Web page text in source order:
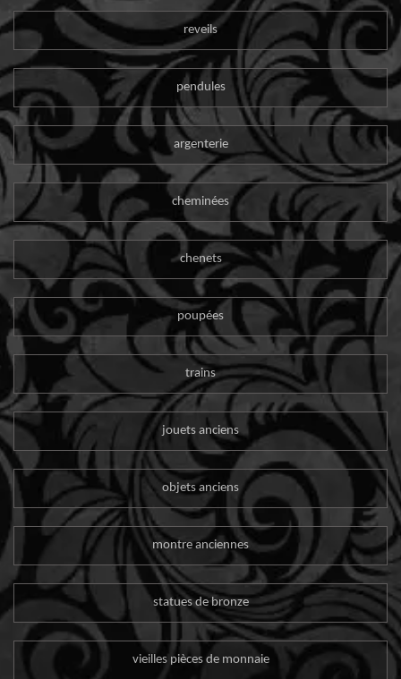
reveils
pendules
argenterie
cheminées
chenets
poupées
trains
jouets anciens
objets anciens
montre anciennes
statues de bronze
vieilles pièces de monnaie